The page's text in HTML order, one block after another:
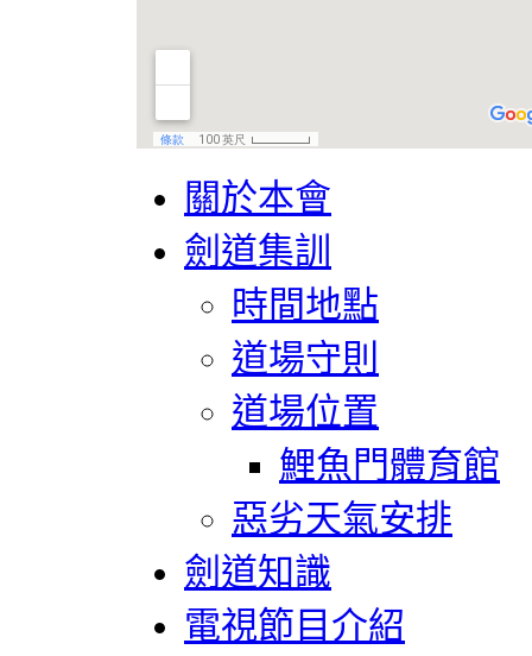
關於本會
劍道集訓
時間地點
道場守則
道場位置
鯉魚門體育館
惡劣天氣安排
劍道知識
電視節目介紹